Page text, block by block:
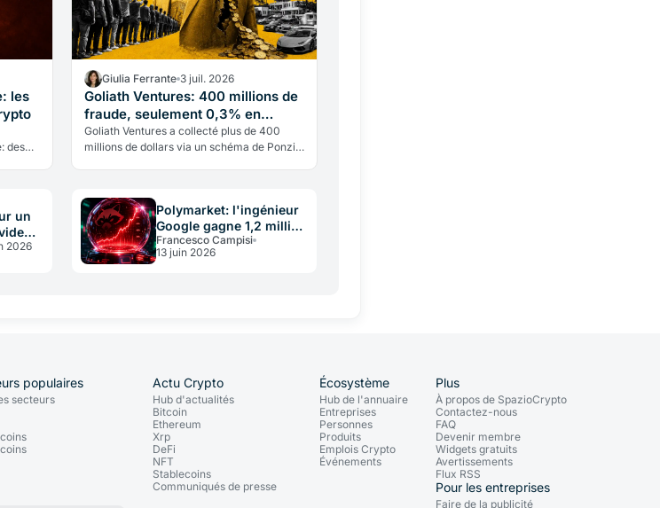
les
des
Giulia Ferrante 3 juil. 2026
Goliath Ventures: 400 millions de
fraude, seulement 0,3% en
crypto
Goliath Ventures a collecté plus de 400
millions de dollars via un schéma de Ponzi
un
2026
Polymarket: l'ingénieur
Google gagne 1,2 million
via données internes
Francesco Campisi
13 juin 2026
populaires
secteurs
Actu Crypto
Hub d'actualités
Bitcoin
Ethereum
Xrp
DeFi
NFT
Stablecoins
Communiqués de presse
Écosystème
Hub de l'annuaire
Entreprises
Personnes
Produits
Emplois Crypto
Événements
Plus
À propos de SpazioCrypto
Contactez-nous
FAQ
Devenir membre
Widgets gratuits
Avertissements
Flux RSS
Pour les entreprises
Faire de la publicité